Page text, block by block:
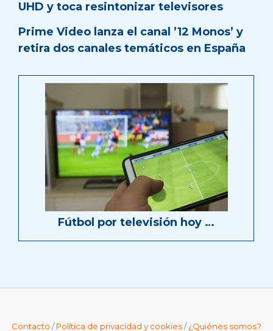
UHD y toca resintonizar televisores
Prime Video lanza el canal ’12 Monos’ y
retira dos canales temáticos en España
Fútbol por televisión hoy …
Contacto /Política de privacidad y cookies/¿Quiénes somos?